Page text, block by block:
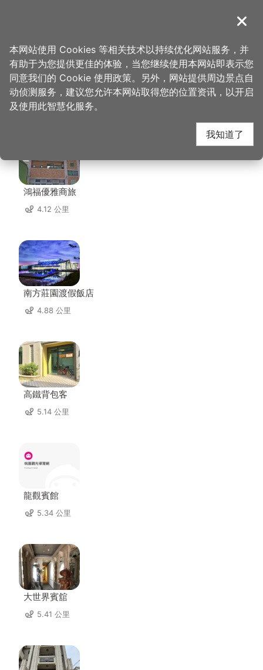
導覽
首页 > 想去的地方 > 住宿 > 贝多芬旅馆
贝多芬旅馆 周边住宿
鴻福優雅商旅
4.12 公里
南方莊園渡假飯店
4.88 公里
高鐵背包客
5.14 公里
龍觀賓館
5.34 公里
大世界賓舘
5.41 公里
关闭
本网站使用 Cookies 等相关技术以持续优化网站服务，并
有助于为您提供更佳的体验，当您继续使用本网站即表示您
同意我们的 Cookie 使用政策。另外，网站提供周边景点自
动侦测服务，建议您允许本网站取得您的位置资讯，以开启
及使用此智慧化服务。
我知道了